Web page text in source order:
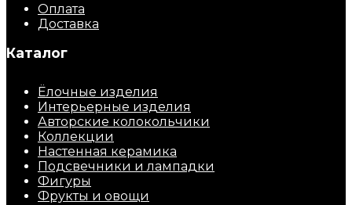
Оплата
Доставка
Каталог
Ёлочные изделия
Интерьерные изделия
Авторские колокольчики
Коллекции
Настенная керамика
Подсвечники и лампадки
Фигуры
Фрукты и овощи